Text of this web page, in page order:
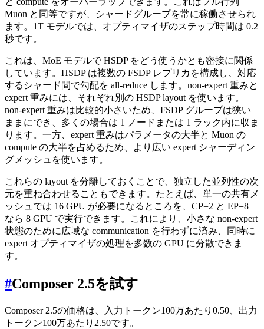
Muon と同等ですが、シャードグループを常に稼働させられ
ます。1T モデルでは、オプティマイザのステップ時間は 0.2
秒です。
これは、MoE モデルで HSDP をどう使うかとも密接に関係
しています。HSDP は複数の FSDP レプリカを構成し、対応
するシャード間で勾配を all-reduce します。non-expert 重みと
expert 重みには、それぞれ別の HSDP layout を使います。
non-expert 重みは比較的小さいため、FSDP グループは狭い
ままにでき、多くの場合は 1 ノードまたは 1 ラック内に収ま
ります。一方、expert 重みはパラメータの大半と Muon の
compute の大半を占めるため、より広い expert シャーディン
グメッシュを使います。
これらの layout を分離しておくことで、独立した並列性の次
元を重ね合わせることもできます。たとえば、単一の共有メ
ッシュでは 16 GPU が必要になるところを、CP=2 と EP=8
なら 8 GPU で実行できます。これにより、小さな non-expert
状態のために広域な communication を行わずに済み、同時に
expert オプティマイザの処理を多数の GPU に分散できま
す。
#Composer 2.5を試す
Composer 2.5の価格は、入力トークン100万あたり 0.50 、出力
トークン100万あたり 2.50です。